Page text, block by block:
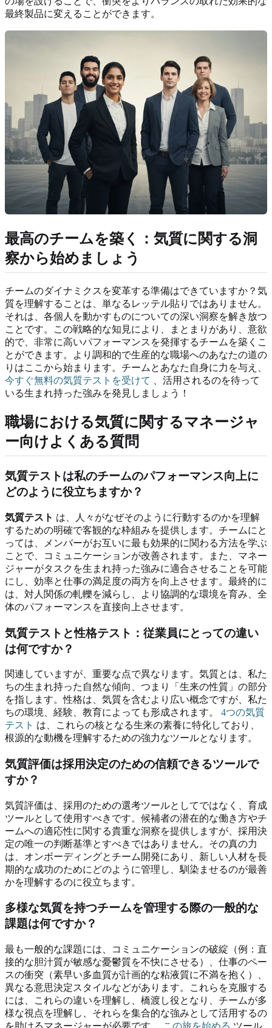
最終製品に変えることができます。
最高のチームを築く：気質に関する洞
察から始めましょう
チームのダイナミクスを変革する準備はできていますか？気
質を理解することは、単なるレッテル貼りではありません。
それは、各個人を動かすものについての深い洞察を解き放つ
ことです。この戦略的な知見により、まとまりがあり、意欲
的で、非常に高いパフォーマンスを発揮するチームを築くこ
とができます。より調和的で生産的な職場へのあなたの道の
りはここから始まります。チームとあなた自身に力を与え、
今すぐ無料の気質テストを受けて
、活用されるのを待って
いる生まれ持った強みを発見しましょう！
職場における気質に関するマネージャ
ー向けよくある質問
気質テストは私のチームのパフォーマンス向上に
どのように役立ちますか？
気質テスト は、人々がなぜそのように行動するのかを理解
するための明確で客観的な枠組みを提供します。チームにと
っては、メンバーがお互いに最も効果的に関わる方法を学ぶ
ことで、コミュニケーションが改善されます。また、マネー
ジャーがタスクを生まれ持った強みに適合させることを可能
にし、効率と仕事の満足度の両方を向上させます。最終的に
は、対人関係の軋轢を減らし、より協調的な環境を育み、全
体のパフォーマンスを直接向上させます。
気質テストと性格テスト：従業員にとっての違い
は何ですか？
関連していますが、重要な点で異なります。気質とは、私た
ちの生まれ持った自然な傾向、つまり「生来の性質」の部分
を指します。性格は、気質を含むより広い概念ですが、私た
ちの環境、経験、教育によっても形成されます。 4つの気質
テスト は、これらの核となる生来の素養に特化しており、
根源的な動機を理解するための強力なツールとなります。
気質評価は採用決定のための信頼できるツールで
すか？
気質評価は、採用のための選考ツールとしてではなく、育成
ツールとして使用すべきです。候補者の潜在的な働き方やチ
ームへの適応性に関する貴重な洞察を提供しますが、採用決
定の唯一の判断基準とすべきではありません。その真の力
は、オンボーディングとチーム開発にあり、新しい人材を長
期的な成功のためにどのように管理し、馴染ませるのが最善
かを理解するのに役立ちます。
多様な気質を持つチームを管理する際の一般的な
課題は何ですか？
最も一般的な課題には、コミュニケーションの破綻（例：直
接的な胆汁質が敏感な憂鬱質を不快にさせる）、仕事のペー
スの衝突（素早い多血質が計画的な粘液質に不満を抱く）、
異なる意思決定スタイルなどがあります。これらを克服する
には、これらの違いを理解し、橋渡し役となり、チームが多
様な視点を理解し、それらを集合的な強みとして活用するの